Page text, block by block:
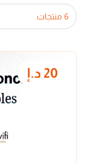
20 د.إ